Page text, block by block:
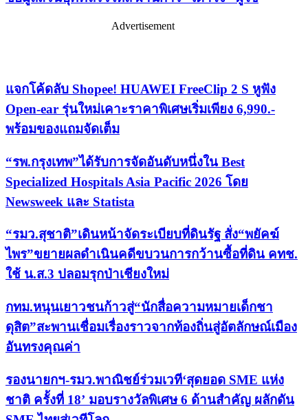
Advertisement
แจกโค้ดลับ Shopee! HUAWEI FreeClip 2 S หูฟัง
Open-ear รุ่นใหม่เคาะราคาพิเศษเริ่มเพียง 6,990.-
พร้อมของแถมจัดเต็ม
“รพ.กรุงเทพ”ได้รับการจัดอันดับหนึ่งใน Best
Specialized Hospitals Asia Pacific 2026 โดย
Newsweek และ Statista
“รมว.สุชาติ”เดินหน้าจัดระเบียบที่ดินรัฐ สั่ง“พยัคฆ์
ไพร”ขยายผลดำเนินคดีขบวนการกว้านซื้อที่ดิน คทช.
ใช้ น.ส.3 ปลอมรุกป่าเชียงใหม่
กทม.หนุนเยาวชนก้าวสู่“นักสื่อความหมายเด็กชา
ดุสิต”สะพานเชื่อมเรื่องราวจากท้องถิ่นสู่อัตลักษณ์เมือง
อันทรงคุณค่า
รองนายกฯ-รมว.พาณิชย์ร่วมเวที‘สุดยอด SME แห่ง
ชาติ ครั้งที่ 18’ มอบรางวัลพิเศษ 6 ด้านสำคัญ ผลักดัน